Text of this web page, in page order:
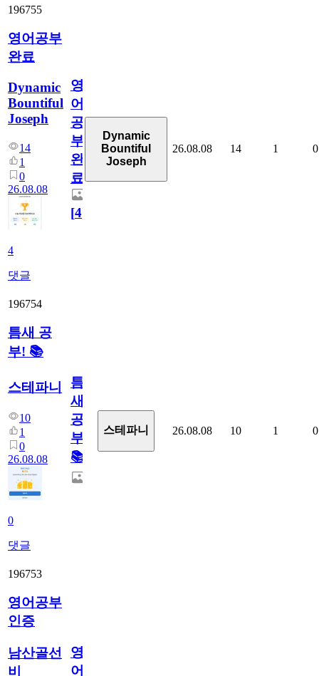
196755
영어공부
완료
Dynamic
Bountiful
Joseph
14
1
0
26.08.08
4
댓글
영
어
공
부
완
료
[4]
Dynamic
Bountiful
Joseph
26.08.08 14 1 0
196754
틈새 공
부! 📚
스테파니
10
1
0
26.08.08
0
댓글
틈
새
공
부!
📚
스테파니 26.08.08 10 1 0
196753
영어공부
인증
남산골선
비
영
어